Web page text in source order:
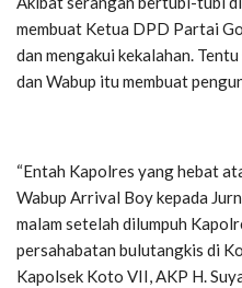
membuat Ketua DPD Partai
dan mengakui kekalahan.
dan Wabup itu membuat
“Entah Kapolres yang hebat
Wabup Arrival Boy kepada
malam setelah dilumpuh
persahabatan bulutangkis di
Kapolsek Koto VII, AKP H.